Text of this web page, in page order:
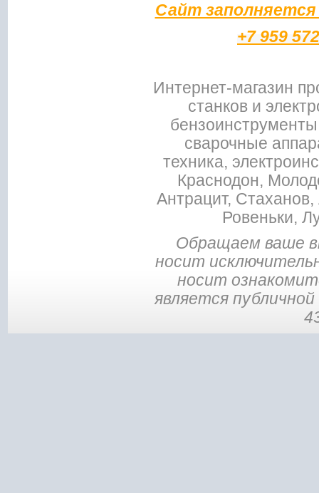
Сайт
+7 959
Интернет-магазин
станков и
сварочные
техника,
Краснодон,
Антрацит,
Ровеньки,
Обращаем ваше
носит
носит
является